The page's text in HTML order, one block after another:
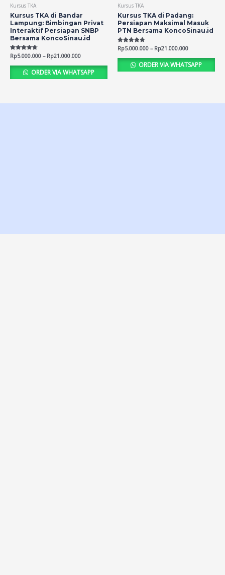
Kursus TKA
Kursus TKA di Bandar
Lampung: Bimbingan Privat
Interaktif Persiapan SNBP
Bersama KoncoSinau.id
Rated
4.69
out of 5
Rp5.000.000 – Rp21.000.000
ORDER VIA WHATSAPP
Kursus TKA
Kursus TKA di Padang:
Persiapan Maksimal Masuk
PTN Bersama KoncoSinau.id
Rated
4.75
out of 5
Rp5.000.000 – Rp21.000.000
ORDER VIA WHATSAPP